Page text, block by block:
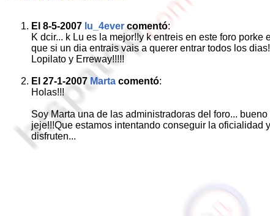
El 8-5-2007 lu_4ever comentó:
K dcir... k Lu es la mejor!!y k entreis en este foro
que si un dia entrais vais a querer entrar todos los
Lopilato y Erreway!!!!!
El 27-1-2007 Marta comentó:
Holas!!!
Soy Marta una de las administradoras del foro...
jeje!!!Que estamos intentando conseguir la oficialidad
disfruten...